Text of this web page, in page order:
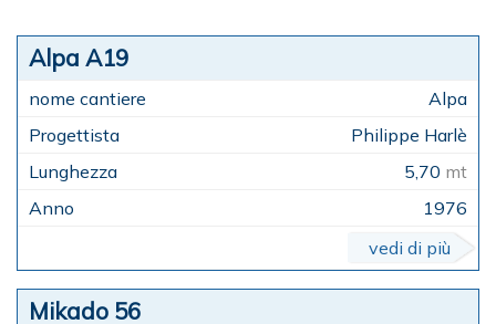
Alpa A19
Alpa
Philippe Harlè
5,70 mt
1976
vedi di più
Mikado 56